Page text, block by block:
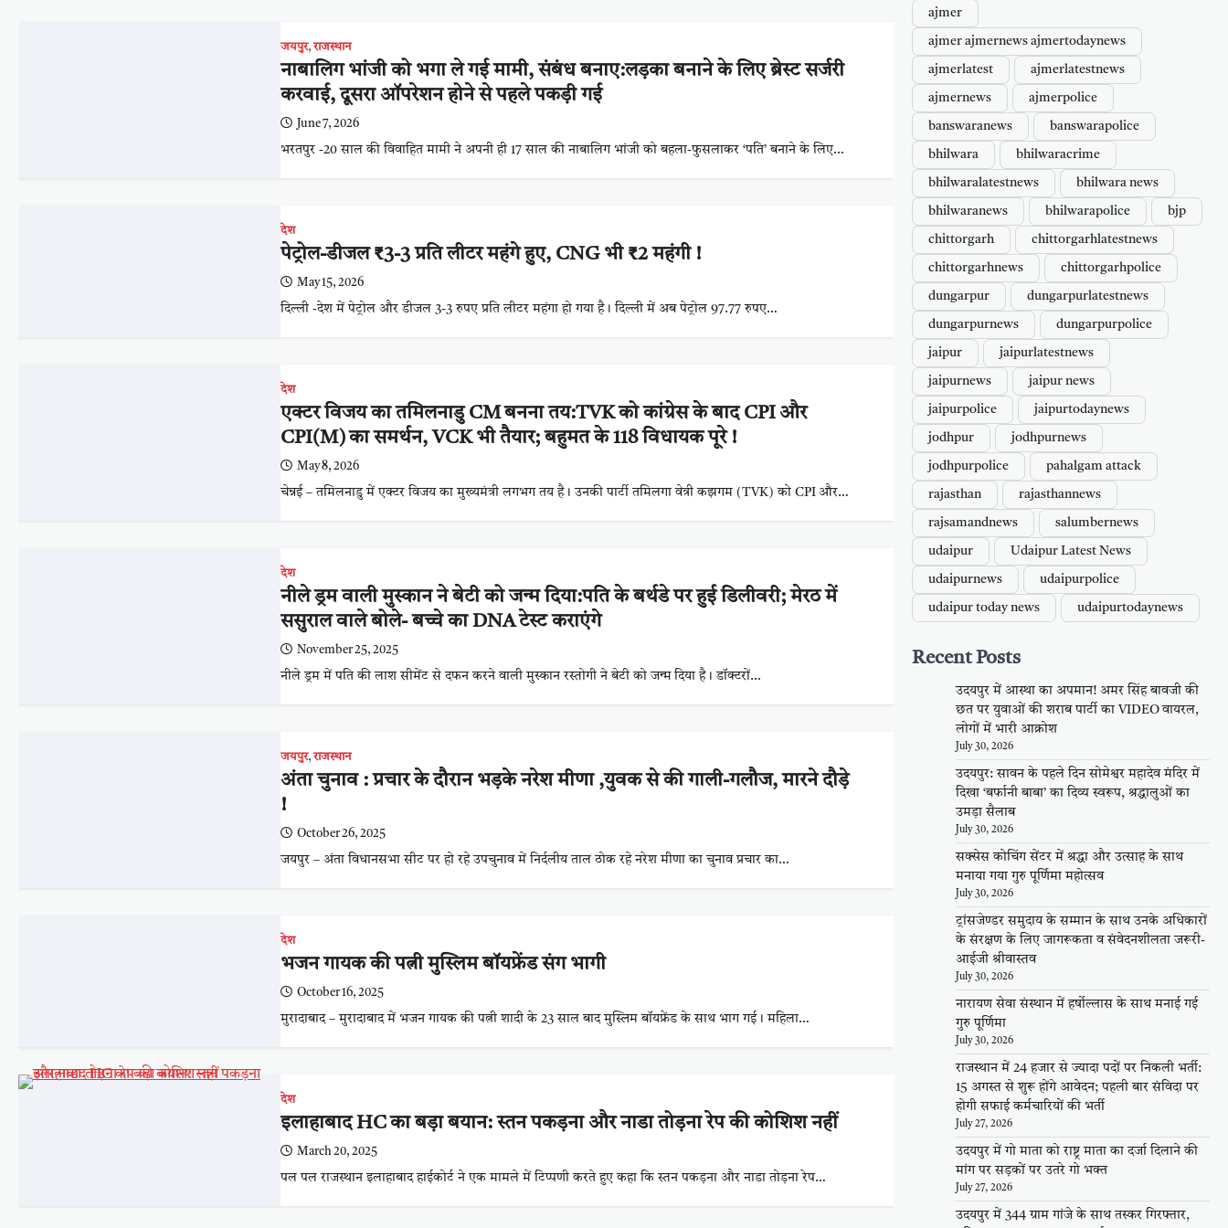
जयपुर,राजस्थान
नाबालिग भांजी को भगा ले गई मामी, संबंध बनाए:लड़का बनाने के लिए ब्रेस्ट सर्जरी
करवाई, दूसरा ऑपरेशन होने से पहले पकड़ी गई
June 7, 2026
भरतपुर -20 साल की विवाहित मामी ने अपनी ही 17 साल की नाबालिग भांजी को बहला-फुसलाकर ‘पति’ बनाने के लिए…
देश
पेट्रोल-डीजल ₹3-3 प्रति लीटर महंगे हुए, CNG भी ₹2 महंगी !
May 15, 2026
दिल्ली -देश में पेट्रोल और डीजल 3-3 रुपए प्रति लीटर महंगा हो गया है। दिल्ली में अब पेट्रोल 97.77 रुपए…
देश
एक्टर विजय का तमिलनाडु CM बनना तय:TVK को कांग्रेस के बाद CPI और
CPI(M) का समर्थन, VCK भी तैयार; बहुमत के 118 विधायक पूरे !
May 8, 2026
चेन्नई – तमिलनाडु में एक्टर विजय का मुख्यमंत्री लगभग तय है। उनकी पार्टी तमिलगा वेत्री कझगम (TVK) को CPI और…
देश
नीले ड्रम वाली मुस्कान ने बेटी को जन्म दिया:पति के बर्थडे पर हुई डिलीवरी; मेरठ में
ससुराल वाले बोले- बच्चे का DNA टेस्ट कराएंगे
November 25, 2025
नीले ड्रम में पति की लाश सीमेंट से दफन करने वाली मुस्कान रस्तोगी ने बेटी को जन्म दिया है। डॉक्टरों…
जयपुर,राजस्थान
अंता चुनाव : प्रचार के दौरान भड़के नरेश मीणा ,युवक से की गाली-गलौज, मारने दौड़े
!
October 26, 2025
जयपुर – अंता विधानसभा सीट पर हो रहे उपचुनाव में निर्दलीय ताल ठोक रहे नरेश मीणा का चुनाव प्रचार का…
देश
भजन गायक की पत्नी मुस्लिम बॉयफ्रेंड संग भागी
October 16, 2025
मुरादाबाद – मुरादाबाद में भजन गायक की पत्नी शादी के 23 साल बाद मुस्लिम बॉयफ्रेंड के साथ भाग गई। महिला…
देश
इलाहाबाद HC का बड़ा बयान: स्तन पकड़ना और नाडा तोड़ना रेप की कोशिश नहीं
March 20, 2025
पल पल राजस्थान इलाहाबाद हाईकोर्ट ने एक मामले में टिप्पणी करते हुए कहा कि स्तन पकड़ना और नाडा तोड़ना रेप…
ajmer
ajmer ajmernews ajmertodaynews
ajmerlatest ajmerlatestnews
ajmernews ajmerpolice
banswaranews banswarapolice
bhilwara bhilwaracrime
bhilwaralatestnews bhilwara news
bhilwaranews bhilwarapolice bjp
chittorgarh chittorgarhlatestnews
chittorgarhnews chittorgarhpolice
dungarpur dungarpurlatestnews
dungarpurnews dungarpurpolice
jaipur jaipurlatestnews
jaipurnews jaipur news
jaipurpolice jaipurtodaynews
jodhpur jodhpurnews
jodhpurpolice pahalgam attack
rajasthan rajasthannews
rajsamandnews salumbernews
udaipur Udaipur Latest News
udaipurnews udaipurpolice
udaipur today news udaipurtodaynews
Recent Posts
उदयपुर में आस्था का अपमान! अमर सिंह बावजी की
छत पर युवाओं की शराब पार्टी का VIDEO वायरल,
लोगों में भारी आक्रोश
July 30, 2026
उदयपुर: सावन के पहले दिन सोमेश्वर महादेव मंदिर में
दिखा ‘बर्फानी बाबा’ का दिव्य स्वरूप, श्रद्धालुओं का
उमड़ा सैलाब
July 30, 2026
सक्सेस कोचिंग सेंटर में श्रद्धा और उत्साह के साथ
मनाया गया गुरु पूर्णिमा महोत्सव
July 30, 2026
ट्रांसजेण्डर समुदाय के सम्मान के साथ उनके अधिकारों
के संरक्षण के लिए जागरूकता व संवेदनशीलता जरूरी-
आईजी श्रीवास्तव
July 30, 2026
नारायण सेवा संस्थान में हर्षोल्लास के साथ मनाई गई
गुरु पूर्णिमा
July 30, 2026
राजस्थान में 24 हजार से ज्यादा पदों पर निकली भर्ती:
15 अगस्त से शुरू होंगे आवेदन; पहली बार संविदा पर
होगी सफाई कर्मचारियों की भर्ती
July 27, 2026
उदयपुर में गो माता को राष्ट्र माता का दर्जा दिलाने की
मांग पर सड़कों पर उतरे गो भक्त
July 27, 2026
उदयपुर में 344 ग्राम गांजे के साथ तस्कर गिरफ्तार,